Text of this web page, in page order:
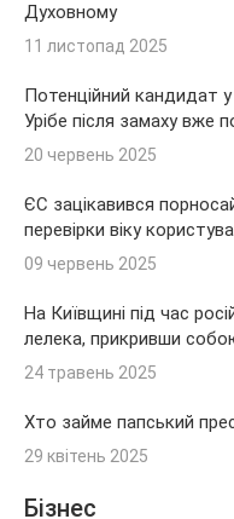
Духовному
11 листопад 2025
Потенційний кандидат
Урібе після замаху вже
20 червень 2025
ЄС зацікавився
перевірки віку
09 червень 2025
На Київщині під час
лелека, прикривши
24 травень 2025
Хто займе папський
29 квітень 2025
Бізнес